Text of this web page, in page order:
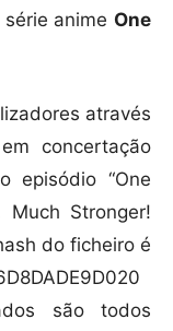
anime One
através
concertação
episódio “One
Stronger!
do ficheiro é
são todos